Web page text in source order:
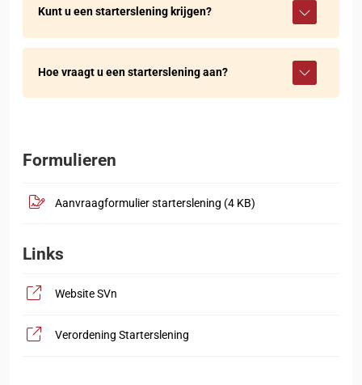
Kunt u een starterslening krijgen?
Hoe vraagt u een starterslening aan?
Formulieren
Aanvraagformulier starterslening .pdf
(4 KB)
, opent in nieuw tabblad
Links
Website SVn
Verordening Starterslening